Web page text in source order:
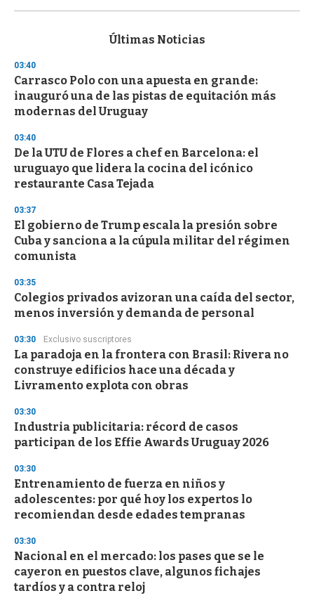
s
d
s
o
f
3
s
e
c
o
n
Últimas Noticias
03:40
Carrasco Polo con una apuesta en grande:
inauguró una de las pistas de equitación más
modernas del Uruguay
03:40
De la UTU de Flores a chef en Barcelona: el
uruguayo que lidera la cocina del icónico
restaurante Casa Tejada
03:37
El gobierno de Trump escala la presión sobre
Cuba y sanciona a la cúpula militar del régimen
comunista
03:35
Colegios privados avizoran una caída del sector,
menos inversión y demanda de personal
03:30 Exclusivo suscriptores
La paradoja en la frontera con Brasil: Rivera no
construye edificios hace una década y
Livramento explota con obras
03:30
Industria publicitaria: récord de casos
participan de los Effie Awards Uruguay 2026
03:30
Entrenamiento de fuerza en niños y
adolescentes: por qué hoy los expertos lo
recomiendan desde edades tempranas
03:30
Nacional en el mercado: los pases que se le
cayeron en puestos clave, algunos fichajes
tardíos y a contra reloj